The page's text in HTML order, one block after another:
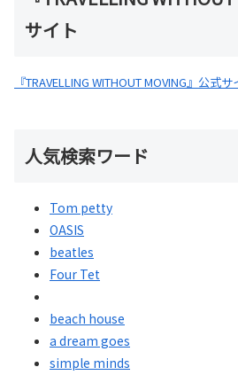
サイト
『TRAVELLING WITHOUT MOVING』公式
人気検索ワード
Tom petty
OASIS
beatles
Four Tet
beach house
a dream goes
simple minds